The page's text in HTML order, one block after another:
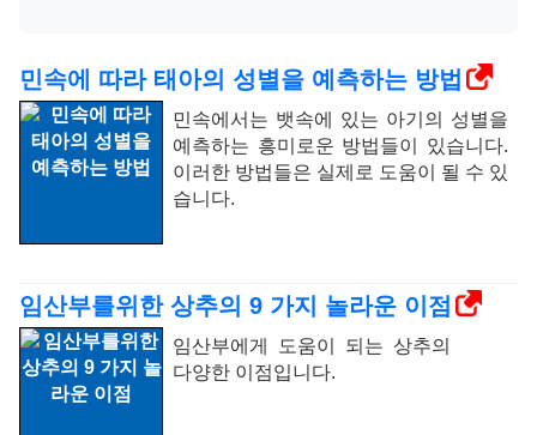
민속에 따라 태아의 성별을 예측하는 방법
민속에서는 뱃속에 있는 아기의 성별을
예측하는 흥미로운 방법들이 있습니다.
이러한 방법들은 실제로 도움이 될 수 있
습니다.
임산부를위한 상추의 9 가지 놀라운 이점
임산부에게 도움이 되는 상추의
다양한 이점입니다.